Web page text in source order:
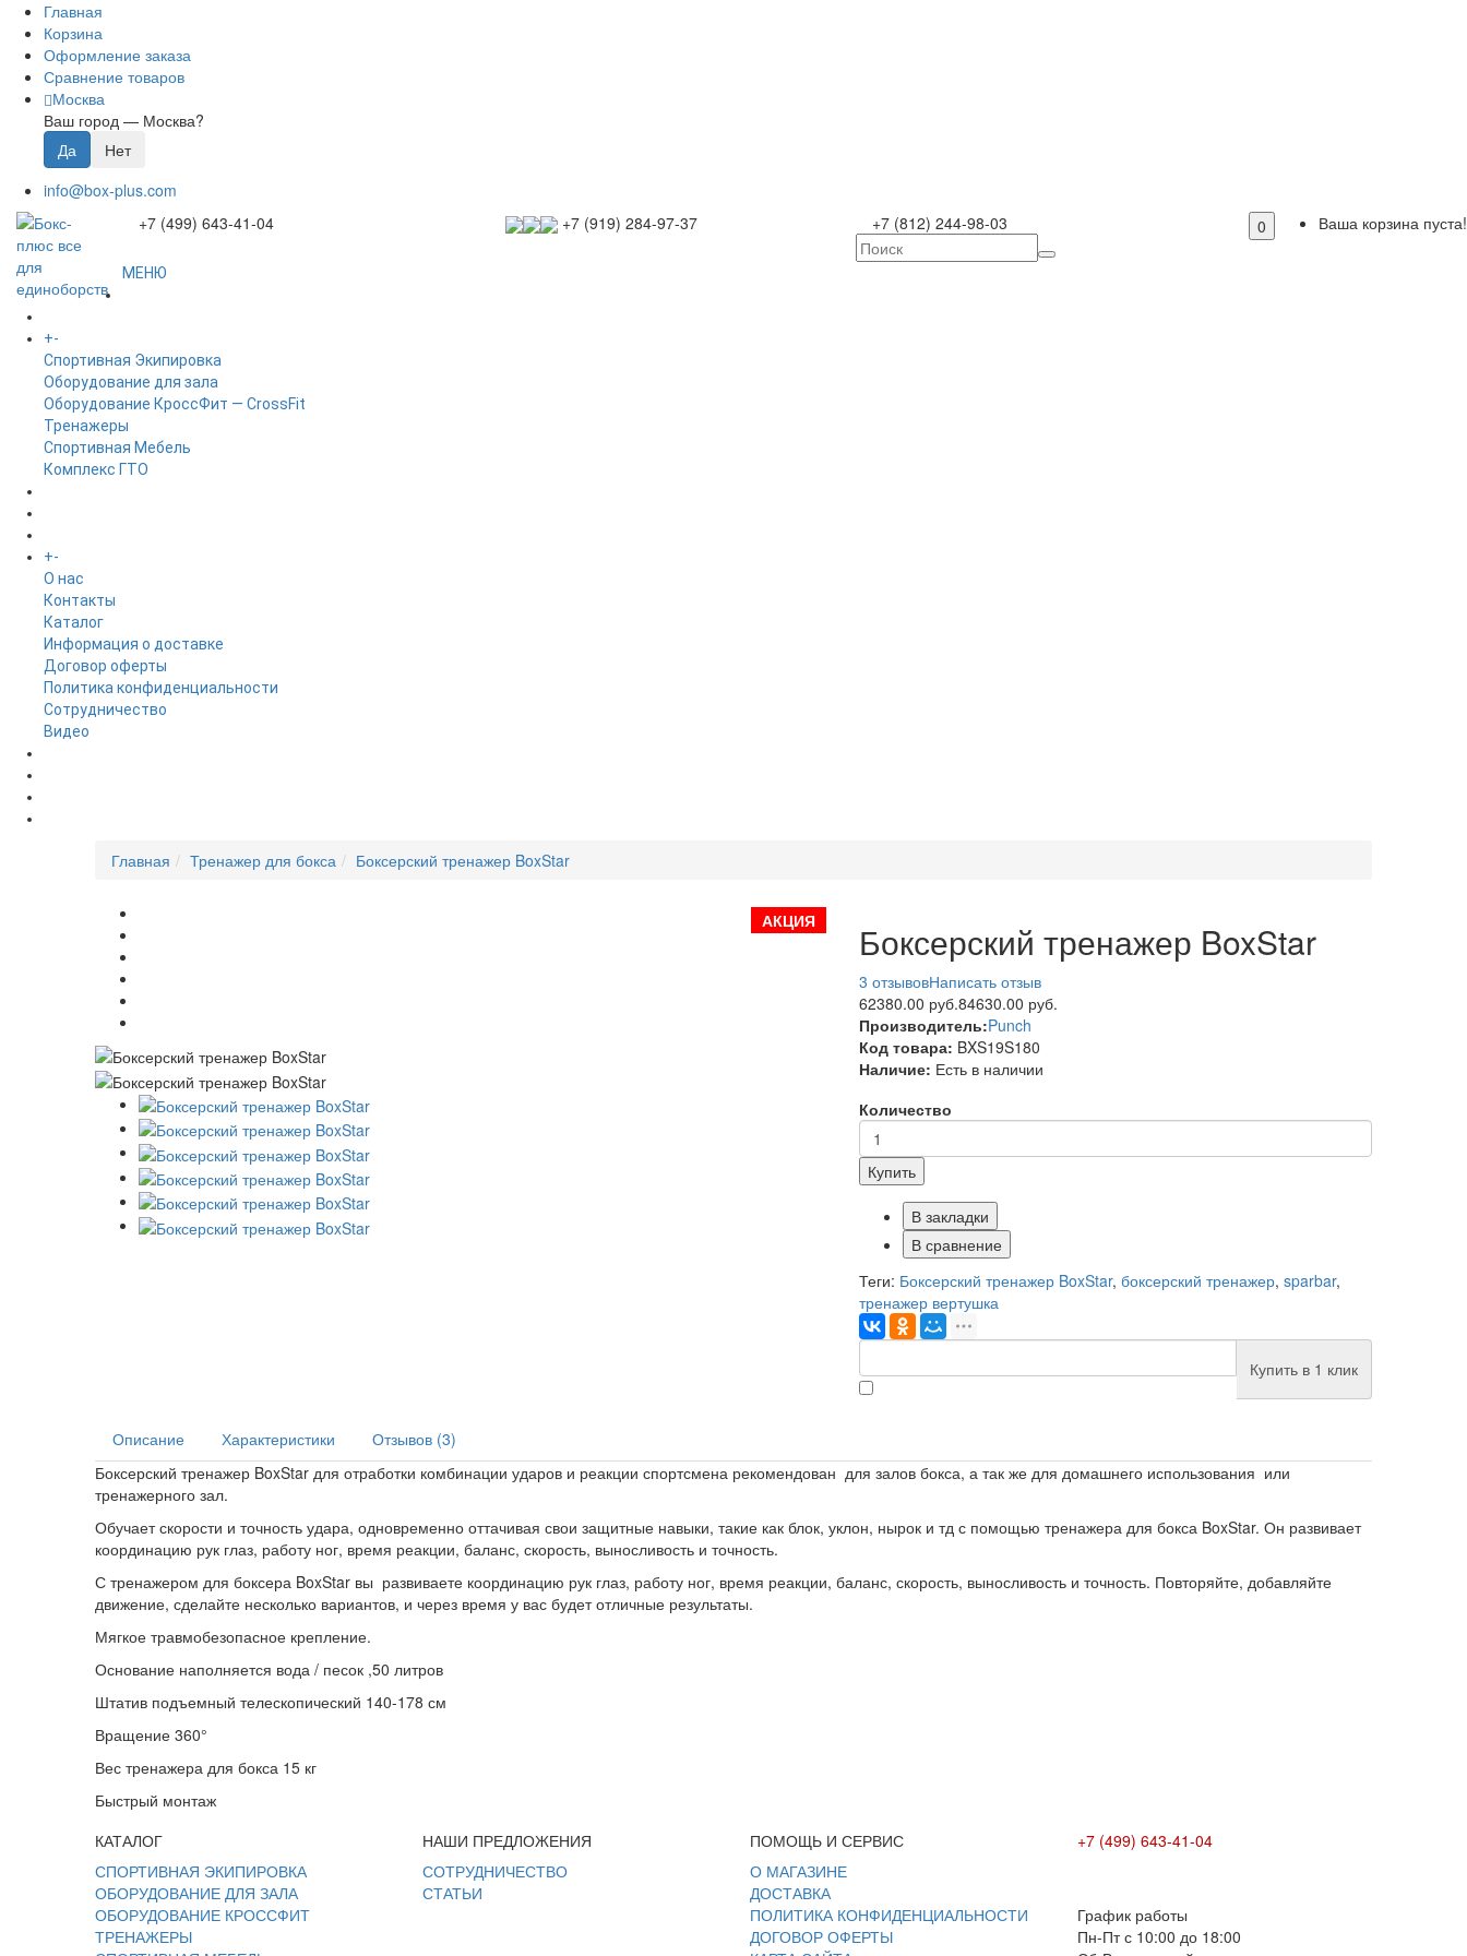
Главная
Корзина
Оформление заказа
Сравнение товаров
Москва
Ваш город — Москва?
info@box-plus.com
+7 (499) 643-41-04
+7 (919) 284-97-37 +7 (812) 244-98-03 0 Ваша корзина пуста!
МЕНЮ
+-
Спортивная Экипировка
Оборудование для зала
Оборудование КроссФит — CrossFit
Тренажеры
Спортивная Мебель
Комплекс ГТО
+-
O нас
Контакты
Каталог
Информация о доставке
Договор оферты
Политика конфиденциальности
Сотрудничество
Видео
Главная Тренажер для бокса Боксерский тренажер BoxStar
АКЦИЯ Боксерский тренажер BoxStar
3 отзывовНаписать отзыв
62380.00 руб.84630.00 руб.
Производитель:Punch
Код товара: BXS19S180
Наличие: Есть в наличии
Количество
Купить
В закладки
В сравнение
Теги: Боксерский тренажер BoxStar, боксерский тренажер, sparbar,
тренажер вертушка
Купить в 1 клик
Описание Характеристики
Отзывов (3)
Боксерский тренажер BoxStar для отработки комбинации ударов и реакции спортсмена рекомендован для залов бокса, а так же для домашнего использования или
тренажерного зал.
Обучает скорости и точность удара, одновременно оттачивая свои защитные навыки, такие как блок, уклон, нырок и тд с помощью тренажера для бокса BoxStar. Он развивает
координацию рук глаз, работу ног, время реакции, баланс, скорость, выносливость и точность.
С тренажером для боксера BoxStar вы развиваете координацию рук глаз, работу ног, время реакции, баланс, скорость, выносливость и точность. Повторяйте, добавляйте
движение, сделайте несколько вариантов, и через время у вас будет отличные результаты.
Мягкое травмобезопасное крепление.
Основание наполняется вода / песок ,50 литров
Штатив подъемный телескопический 140-178 см
Вращение 360°
Вес тренажера для бокса 15 кг
Быстрый монтаж
КАТАЛОГ
СПОРТИВНАЯ ЭКИПИРОВКА
ОБОРУДОВАНИЕ ДЛЯ ЗАЛА
ОБОРУДОВАНИЕ КРОССФИТ
ТРЕНАЖЕРЫ
НАШИ ПРЕДЛОЖЕНИЯ
СОТРУДНИЧЕСТВО
СТАТЬИ
ПОМОЩЬ И СЕРВИС
О МАГАЗИНЕ
ДОСТАВКА
ПОЛИТИКА КОНФИДЕНЦИАЛЬНОСТИ
ДОГОВОР ОФЕРТЫ
+7 (499) 643-41-04
График работы
Пн-Пт с 10:00 до 18:00